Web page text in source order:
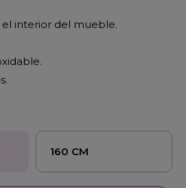
interior del mueble.
160 CM